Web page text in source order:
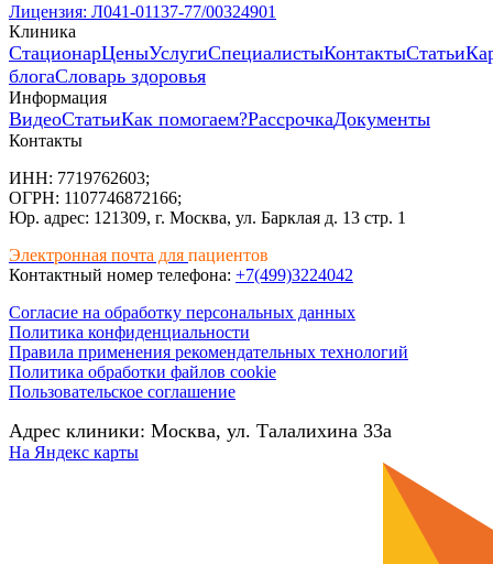
Лицензия: Л041-01137-77/00324901
Клиника
СтационарЦеныУслугиСпециалистыКонтактыСтатьи
блогаСловарь здоровья
Информация
ВидеоСтатьиКак помогаем?РассрочкаДокументы
Контакты
ИНН: 7719762603;
ОГРН: 1107746872166;
Юр. адрес: 121309, г. Москва, ул. Барклая д. 13 стр. 1
Электронная почта для пациентов
Контактный номер телефона: +7(499)3224042
Согласие на обработку персональных данных
Политика конфиденциальности
Правила применения рекомендательных технологий
Политика обработки файлов cookie
Пользовательское соглашение
Адрес клиники: Москва, ул. Талалихина 33а
На Яндекс карты